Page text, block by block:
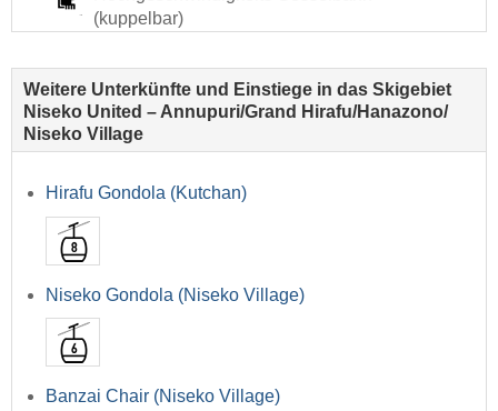
(kuppelbar)
Weitere Unterkünfte und Einstiege in das Skigebiet
Niseko United – Annupuri/​Grand Hirafu/​Hanazono/​
Niseko Village
Hirafu Gondola (Kutchan)
Niseko Gondola (Niseko Village)
Banzai Chair (Niseko Village)